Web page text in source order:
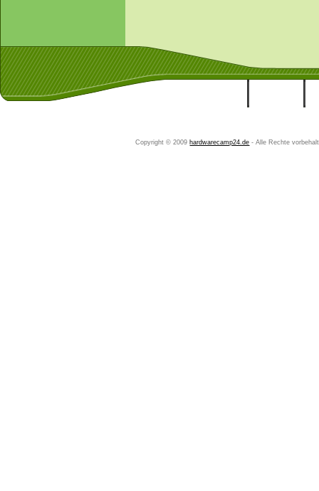
Copyright © 2009 hardwarecamp24.de - Alle Rechte